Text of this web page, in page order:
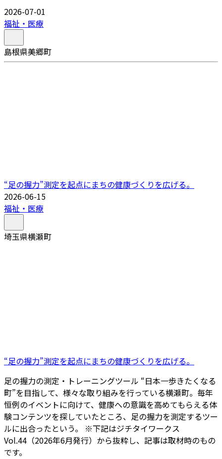
2026-07-01
福祉・医療
島根県美郷町
“足の握力”測定を起点にまちの健康づくりを広げる。
2026-06-15
福祉・医療
埼玉県横瀬町
“足の握力”測定を起点にまちの健康づくりを広げる。
足の握力の測定・トレーニングツール “日本一歩きたくなる
町”を目指して、様々な取り組みを行っている横瀬町。毎年
恒例のイベントに向けて、健康への意識を高めてもらえる体
験コンテンツを探していたところ、足の握力を測定するツー
ルに出合ったという。 ※下記はジチタイワークス
Vol.44（2026年6月発行）から抜粋し、記事は取材時のもの
です。